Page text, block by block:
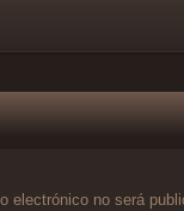
electrónico no será